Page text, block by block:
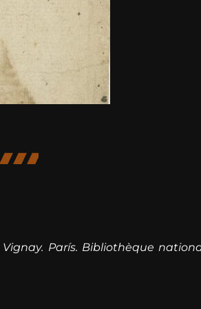
París. Bibliothèque